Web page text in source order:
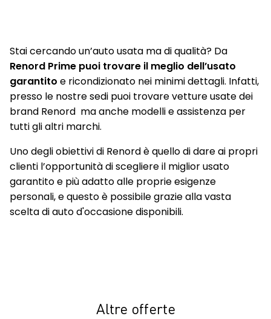
Stai cercando un’auto usata ma di qualità? Da
Renord Prime puoi trovare il meglio dell’usato
garantito e ricondizionato nei minimi dettagli. Infatti,
presso le nostre sedi puoi trovare vetture usate dei
brand Renord ma anche modelli e assistenza per
tutti gli altri marchi.
Uno degli obiettivi di Renord è quello di dare ai propri
clienti l’opportunità di scegliere il miglior usato
garantito e più adatto alle proprie esigenze
personali, e questo è possibile grazie alla vasta
scelta di auto d'occasione disponibili.
Altre offerte